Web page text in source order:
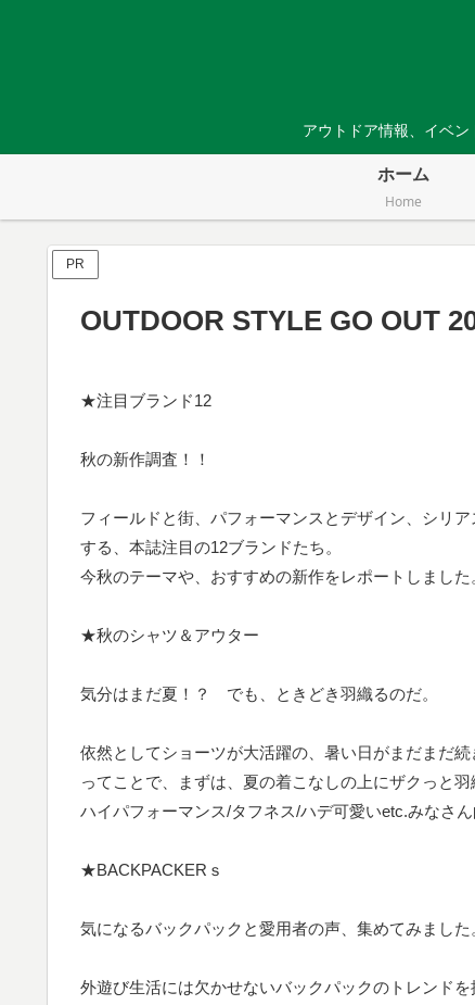
アウトドア情報、イベ
ホーム
Home
PR
OUTDOOR STYLE GO OUT
★注目ブランド12
秋の新作調査！！
フィールドと街、パフォーマンスとデザイン、シリ
する、本誌注目の12ブランドたち。
今秋のテーマや、おすすめの新作をレポートしました
★秋のシャツ＆アウター
気分はまだ夏！？ でも、ときどき羽織るのだ。
依然としてショーツが大活躍の、暑い日がまだまだ
ってことで、まずは、夏の着こなしの上にザクっと
ハイパフォーマンス/タフネス/ハデ可愛いetc.みなさ
★BACKPACKERｓ
気になるバックパックと愛用者の声、集めてみました
外遊び生活には欠かせないバックパックのトレンド